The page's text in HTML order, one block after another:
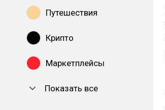
Путешествия
Крипто
Маркетплейсы
Показать все